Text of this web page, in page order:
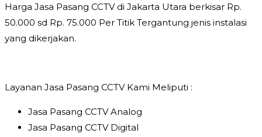
Harga Jasa Pasang CCTV di Jakarta Utara berkisar Rp.
50.000 sd Rp. 75.000 Per Titik Tergantung jenis instalasi
yang dikerjakan.
Layanan Jasa Pasang CCTV Kami Meliputi :
Jasa Pasang CCTV Analog
Jasa Pasang CCTV Digital